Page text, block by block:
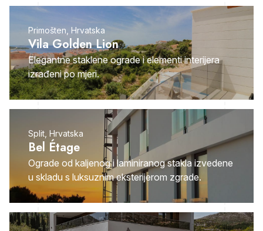
Primošten, Hrvatska
Vila Golden Lion
Elegantne staklene ograde i elementi interijera
izrađeni po mjeri.
Split, Hrvatska
Bel Étage
Ograde od kaljenog i laminiranog stakla izvedene
u skladu s luksuznim eksterijerom zgrade.